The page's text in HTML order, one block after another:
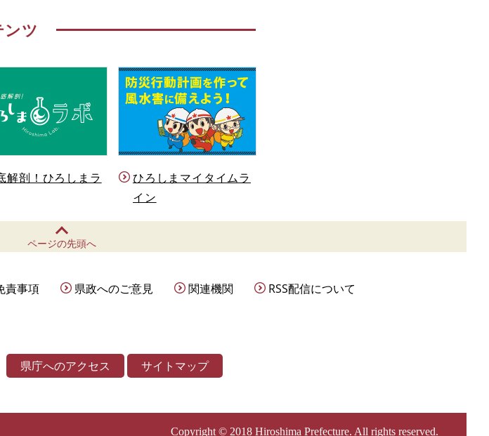
ツ
解剖！ひろしまラ
ひろしまマイタイムラ
イン
ページの先頭へ
責事項 県政へのご意見 関連機関 RSS配信について
県庁へのアクセス サイトマップ
Copyright © 2018 Hiroshima Prefecture. All rights reserved.